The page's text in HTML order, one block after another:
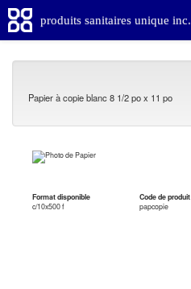
produits sanitaires unique inc.
Papier à copie blanc 8 1/2 po x 11 po
Format disponible
Code de produit
c/10x500 f
papcopie